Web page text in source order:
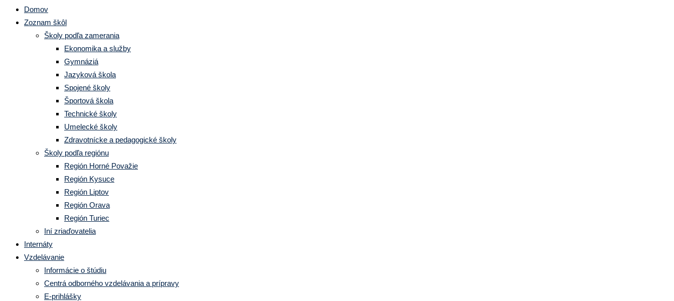
Domov
Zoznam škôl
Školy podľa zamerania
Ekonomika a služby
Gymnáziá
Jazyková škola
Spojené školy
Športová škola
Technické školy
Umelecké školy
Zdravotnícke a pedagogické školy
Školy podľa regiónu
Región Horné Považie
Región Kysuce
Región Liptov
Región Orava
Región Turiec
Iní zriaďovatelia
Internáty
Vzdelávanie
Informácie o štúdiu
Centrá odborného vzdelávania a prípravy
E-prihlášky